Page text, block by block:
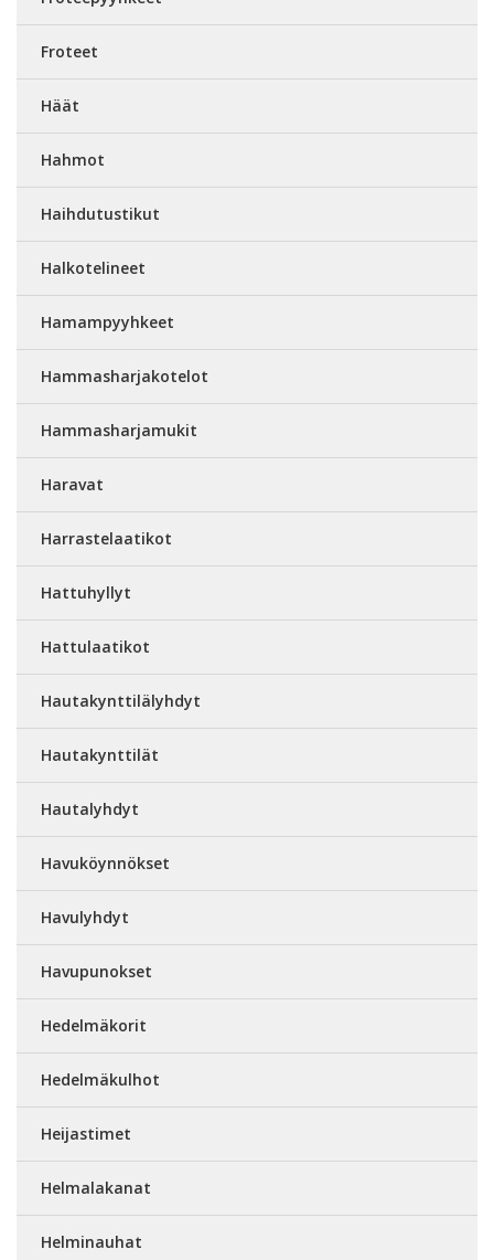
Froteet
Häät
Hahmot
Haihdutustikut
Halkotelineet
Hamampyyhkeet
Hammasharjakotelot
Hammasharjamukit
Haravat
Harrastelaatikot
Hattuhyllyt
Hattulaatikot
Hautakynttilälyhdyt
Hautakynttilät
Hautalyhdyt
Havuköynnökset
Havulyhdyt
Havupunokset
Hedelmäkorit
Hedelmäkulhot
Heijastimet
Helmalakanat
Helminauhat